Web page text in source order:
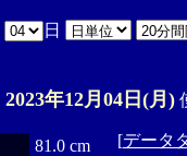
日
2023年12月04日(月)
81.0 cm
[データ